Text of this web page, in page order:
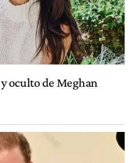
oculto de Meghan